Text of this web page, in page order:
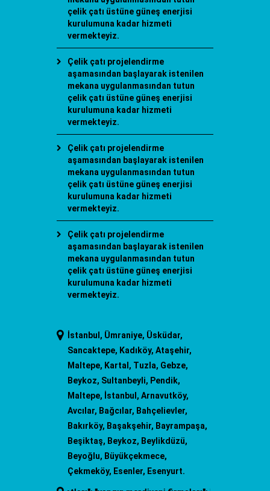
çelik çatı üstüne güneş enerjisi
kurulumuna kadar hizmeti
vermekteyiz.
Çelik çatı projelendirme
aşamasından başlayarak istenilen
mekana uygulanmasından tutun
çelik çatı üstüne güneş enerjisi
kurulumuna kadar hizmeti
vermekteyiz.
Çelik çatı projelendirme
aşamasından başlayarak istenilen
mekana uygulanmasından tutun
çelik çatı üstüne güneş enerjisi
kurulumuna kadar hizmeti
vermekteyiz.
Çelik çatı projelendirme
aşamasından başlayarak istenilen
mekana uygulanmasından tutun
çelik çatı üstüne güneş enerjisi
kurulumuna kadar hizmeti
vermekteyiz.
İstanbul, Ümraniye, Üsküdar,
Sancaktepe, Kadıköy, Ataşehir,
Maltepe, Kartal, Tuzla, Gebze,
Beykoz, Sultanbeyli, Pendik,
Maltepe, İstanbul, Arnavutköy,
Avcılar, Bağcılar, Bahçelievler,
Bakırköy, Başakşehir, Bayrampaşa,
Beşiktaş, Beykoz, Beylikdüzü,
Beyoğlu, Büyükçekmece,
Çekmeköy, Esenler, Esenyurt.